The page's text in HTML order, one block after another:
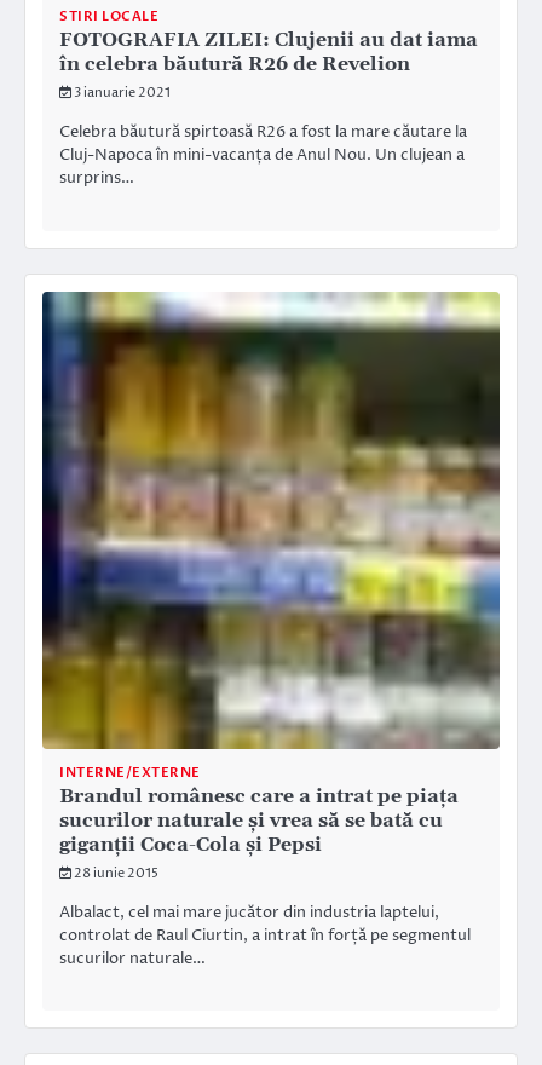
STIRI LOCALE
FOTOGRAFIA ZILEI: Clujenii au dat iama
în celebra băutură R26 de Revelion
3 ianuarie 2021
Celebra băutură spirtoasă R26 a fost la mare căutare la
Cluj-Napoca în mini-vacanța de Anul Nou. Un clujean a
surprins…
INTERNE/EXTERNE
Brandul românesc care a intrat pe piața
sucurilor naturale și vrea să se bată cu
giganții Coca-Cola și Pepsi
28 iunie 2015
Albalact, cel mai mare jucător din industria laptelui,
controlat de Raul Ciurtin, a intrat în forță pe segmentul
sucurilor naturale…